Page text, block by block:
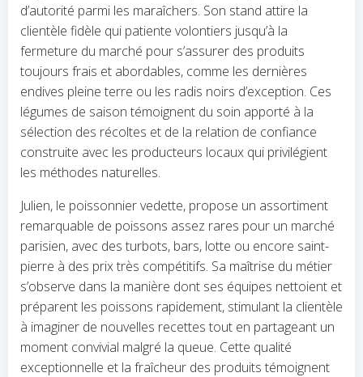
d’autorité parmi les maraîchers. Son stand attire la
clientèle fidèle qui patiente volontiers jusqu’à la
fermeture du marché pour s’assurer des produits
toujours frais et abordables, comme les dernières
endives pleine terre ou les radis noirs d’exception. Ces
légumes de saison témoignent du soin apporté à la
sélection des récoltes et de la relation de confiance
construite avec les producteurs locaux qui privilégient
les méthodes naturelles.
Julien, le poissonnier vedette, propose un assortiment
remarquable de poissons assez rares pour un marché
parisien, avec des turbots, bars, lotte ou encore saint-
pierre à des prix très compétitifs. Sa maîtrise du métier
s’observe dans la manière dont ses équipes nettoient et
préparent les poissons rapidement, stimulant la clientèle
à imaginer de nouvelles recettes tout en partageant un
moment convivial malgré la queue. Cette qualité
exceptionnelle et la fraîcheur des produits témoignent